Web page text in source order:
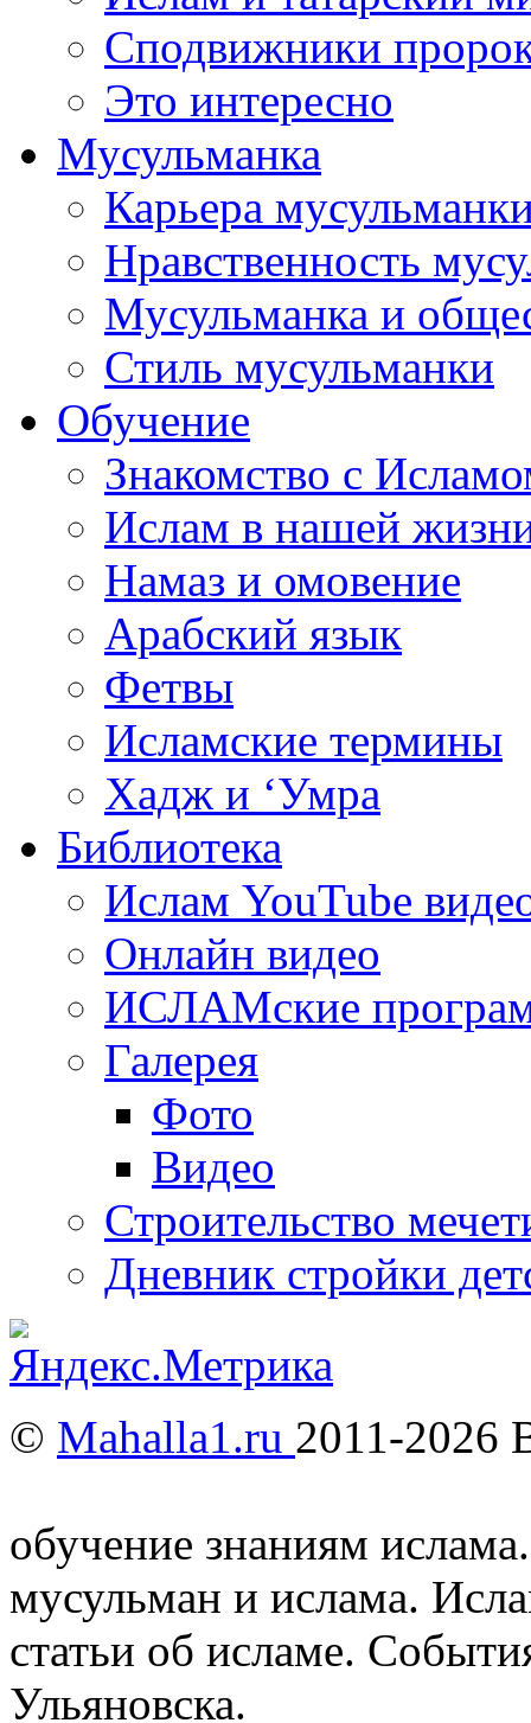
Сподвижники
Это интересно
Мусульманка
Карьера
Нравственность
Мусульманка и
Стиль мусульманки
Обучение
Знакомство с
Ислам в нашей
Намаз и омовение
Арабский язык
Фетвы
Исламские термины
Хадж и ‘Умра
Библиотека
Ислам YouTube
Онлайн видео
ИСЛАМские
Галерея
Фото
Видео
Строительство
Дневник стройки
© Mahalla1.ru 2011-2026
обучение знаниям
мусульман и ислама.
статьи об исламе.
Ульяновска.